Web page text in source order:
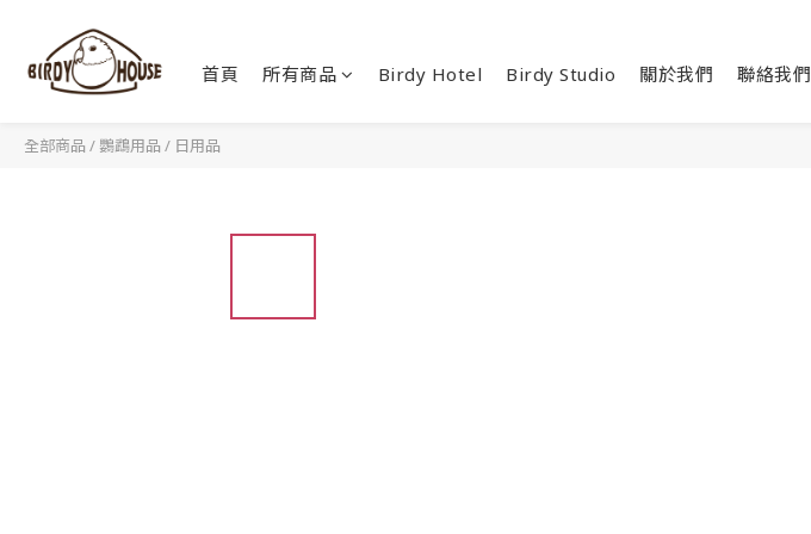
首頁 所有商品 Birdy Hotel Birdy Studio 關於我們 聯絡我們
全部商品 / 鸚鵡用品 / 日用品